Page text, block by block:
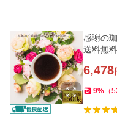
感謝の
送料無
6,478
9% （